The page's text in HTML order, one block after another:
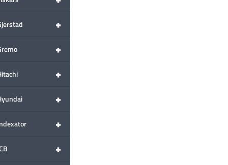
+
+
+
+
+
+